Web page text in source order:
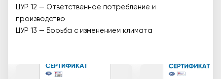
ЦУР 12 — Ответственное потребление и
производство
ЦУР 13 — Борьба с изменением климата